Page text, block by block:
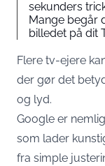
sekunders
Mange begår
billedet på dit
Flere tv-ejere
der gør det
og lyd.
Google er
som lader
fra simple